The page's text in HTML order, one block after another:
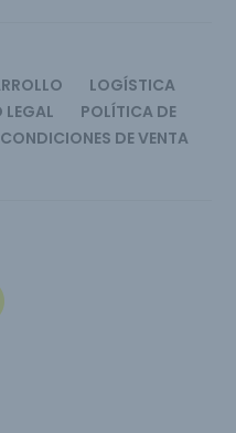
LOGÍSTICA
POLÍTICA DE
DE VENTA